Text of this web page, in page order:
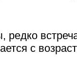
редко
с